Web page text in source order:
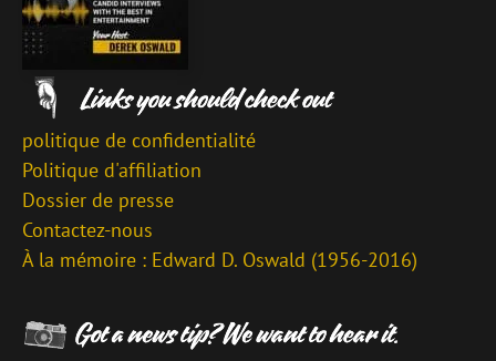
politique de confidentialité
Politique d'affiliation
Dossier de presse
Contactez-nous
À la mémoire : Edward D. Oswald (1956-2016)